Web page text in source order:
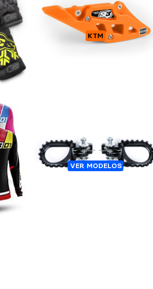
KTM
GUIA CADENA KTM
VER MODELOS
ESTRIBOS TRIAL HARD ROCK